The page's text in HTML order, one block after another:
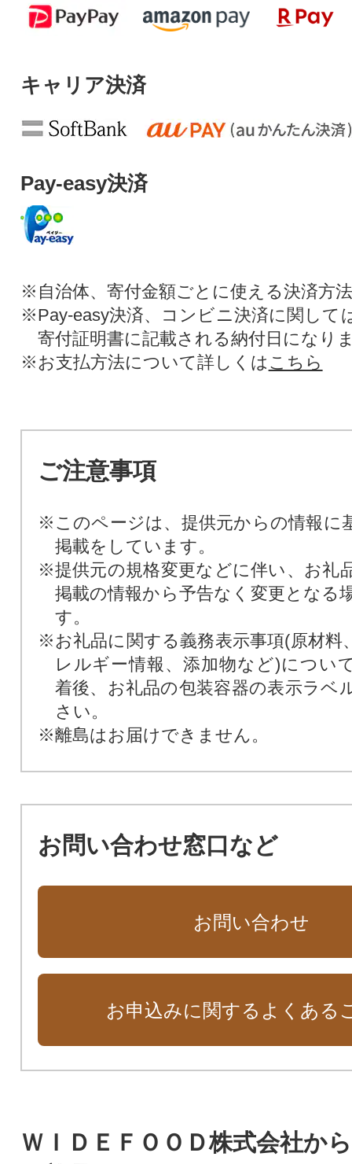
キャリア決済
Pay-easy決済
※自治体、寄付金額ごとに使える決済方
※Pay-easy決済、コンビニ決済に関して
寄付証明書に記載される納付日になり
※お支払方法について詳しくは こちら
ご注意事項
※このページは、提供元からの情報に
掲載をしています。
※提供元の規格変更などに伴い、お礼
掲載の情報から予告なく変更となる
す。
※お礼品に関する義務表示事項(原材料
レルギー情報、添加物など)につい
着後、お礼品の包装容器の表示ラベ
さい。
※離島はお届けできません。
お問い合わせ窓口など
お問い合わせ
お申込みに関するよくある
ＷＩＤＥＦＯＯＤ株式会社か